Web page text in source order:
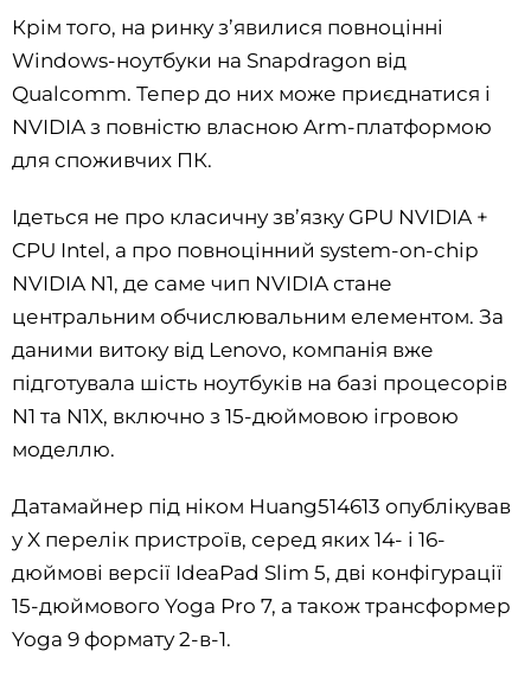
Крім того, на ринку з’явилися повноцінні
Windows-ноутбуки на Snapdragon від
Qualcomm. Тепер до них може приєднатися і
NVIDIA з повністю власною Arm-платформою
для споживчих ПК.
Ідеться не про класичну зв’язку GPU NVIDIA +
CPU Intel, а про повноцінний system-on-chip
NVIDIA N1, де саме чип NVIDIA стане
центральним обчислювальним елементом. За
даними витоку від Lenovo, компанія вже
підготувала шість ноутбуків на базі процесорів
N1 та N1X, включно з 15-дюймовою ігровою
моделлю.
Датамайнер під ніком Huang514613 опублікував
у X перелік пристроїв, серед яких 14- і 16-
дюймові версії IdeaPad Slim 5, дві конфігурації
15-дюймового Yoga Pro 7, а також трансформер
Yoga 9 формату 2-в-1.